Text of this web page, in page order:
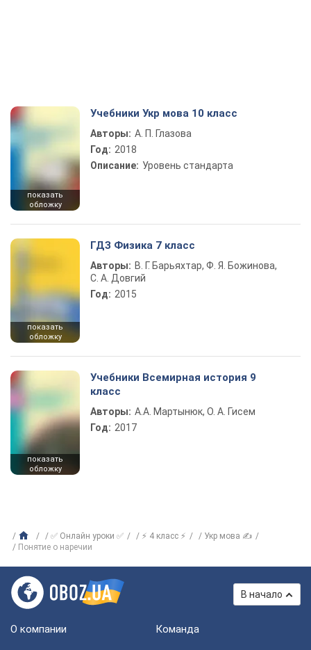
показать
обложку
Учебники Укр мова 10 класс
Авторы: А. П. Глазова
Год: 2018
Описание: Уровень стандарта
показать
обложку
ГДЗ Физика 7 класс
Авторы: В. Г. Барьяхтар, Ф. Я. Божинова,
С. А. Довгий
Год: 2015
показать
обложку
Учебники Всемирная история 9
класс
Авторы: А.А. Мартынюк, О. А. Гисем
Год: 2017
✅ Онлайн уроки ✅ ⚡ 4 класс ⚡
Укр мова ✍
Понятие о наречии
В начало
О компании Команда